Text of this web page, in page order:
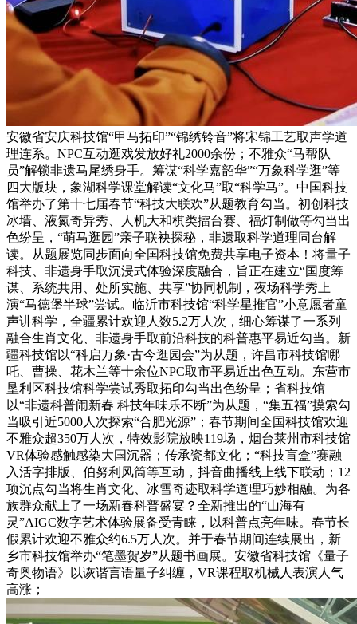
安徽省安庆科技馆“甲马拓印”“锦绣铃音”将宋锦工艺取声学道
理连系。NPC互动逛戏发放好礼2000余份；不雅众“马帮队
员”解锁非遗马尾绣身手。筹谋“科学嘉韶华”“万象科学逛”等
四大版块，象湖科学课堂解读“文化马”取“科学马”。中国科技
馆举办了第十七届春节“科技大联欢”从题教育勾当。初创科技
冰墙、液氮奇异秀、人机大和棋类擂台赛、福灯制做等勾当出
色纷呈，“萌马逛园”亲子联袂探秘，非遗取科学道理同台解
读。从题展览同步面向全国科技馆免费共享电子资本！将量子
科技、非遗身手取沉浸式体验深度融合，旨正在建立“国度筹
谋、系统共用、处所实施、共享”协同机制，夜场科学秀上
演“马德堡半球”尝试。临沂市科技馆“科学星推官”小意愿者童
声讲科学，全疆累计欢迎人数5.2万人次，细心筹谋了一系列
融合生肖文化、非遗身手取前沿科技的科普惠平易近勾当。新
疆科技馆以“科启万象·古今逛园会”为从题，许昌市科技馆哪
吒、曹操、花木兰等十余位NPC取市平易近出色互动。东营市
垦利区科技馆科学尝试秀取拓印勾当出色纷呈；省科技馆
以“非遗科普闹新春 科技年味乐不断”为从题，“集五福”摸索勾
当吸引近5000人次探索“合肥光源”；春节期间全国科技馆欢迎
不雅众超350万人次，特效影院放映119场，烟台莱州市科技馆
VR体验感触感染大国沉器；传承瓷都文化；“科技盲盒”赛融
入活字排版、伯努利风筒等互动，抖音曲播线上线下联动；12
项沉点勾当将生肖文化、冰雪奇迹取科学道理巧妙相融。为各
族群众献上了一场新春科普盛宴？全新推出的“山海有
灵”AIGC数字艺术体验展备受青睐，以科普点亮年味。春节长
假累计欢迎不雅众约6.5万人次。并于春节期间连续展出，新
乡市科技馆举办“笔墨贺岁”从题书画展。安徽省科技馆《量子
奇奥物语》以诙谐言语量子纠缠，VR课程取机械人表演人气
高涨；